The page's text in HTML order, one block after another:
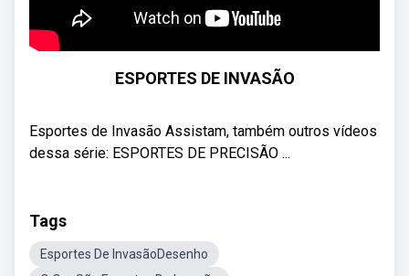
ESPORTES DE INVASÃO
Esportes de Invasão Assistam, também outros vídeos
dessa série: ESPORTES DE PRECISÃO ...
Tags
Esportes De InvasãoDesenho